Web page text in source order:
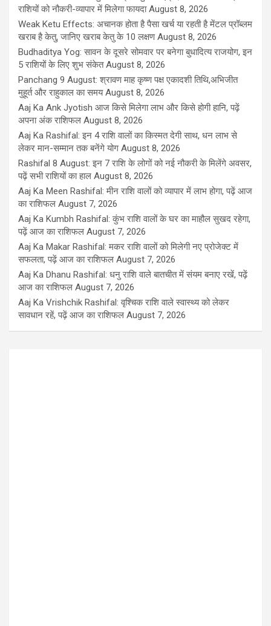
राशियों को नौकरी-व्यापार में मिलेगा फायदा August 8, 2026
Weak Ketu Effects: अचानक होता है पैसा खर्च या रहती है मेंटल प्रॉब्लम
खराब है केतु, जानिए खराब केतु के 10 लक्षण August 8, 2026
Budhaditya Yog: सावन के दूसरे सोमवार पर बनेगा बुधादित्य राजयोग, इन
5 राशियों के लिए शुभ संकेत August 8, 2026
Panchang 9 August: श्रावण माह कृष्ण पक्ष एकादशी तिथि,अभिजीत
मुहूर्त और राहुकाल का समय August 8, 2026
Aaj Ka Ank Jyotish आज किसे मिलेगा लाभ और किसे होगी हानि, पढ़ें
अपना अंक राशिफल August 8, 2026
Aaj Ka Rashifal: इन 4 राशि वालों का किस्मत देगी साथ, धन लाभ से
लेकर मान-सम्मान तक बनेंगे योग August 8, 2026
Rashifal 8 August: इन 7 राशि के लोगों को नई नौकरी के मिलेंगे अवसर,
पढ़ें सभी राशियों का हाल August 8, 2026
Aaj Ka Meen Rashifal: मीन राशि वालों को व्यापार में लाभ होगा, पढ़ें आज
का राशिफल August 7, 2026
Aaj Ka Kumbh Rashifal: कुंभ राशि वालों के घर का माहौल सुखद रहेगा,
पढ़ें आज का राशिफल August 7, 2026
Aaj Ka Makar Rashifal: मकर राशि वालों को मिलेगी नए प्रोजेक्ट में
सफलता, पढ़ें आज का राशिफल August 7, 2026
Aaj Ka Dhanu Rashifal: धनु राशि वाले बातचीत में संयम बनाए रखें, पढ़ें
आज का राशिफल August 7, 2026
Aaj Ka Vrishchik Rashifal: वृश्चिक राशि वाले स्वास्थ्य को लेकर
सावधान रहें, पढ़ें आज का राशिफल August 7, 2026